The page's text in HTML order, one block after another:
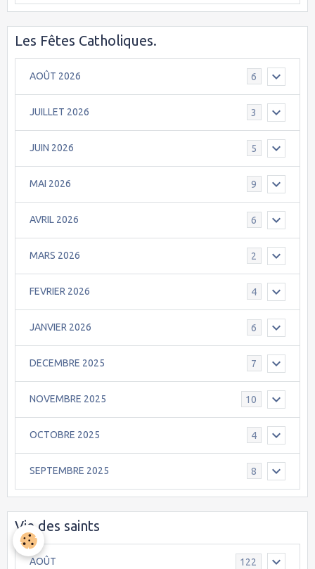
Les Fêtes Catholiques.
AOÛT 2026 6
JUILLET 2026 3
JUIN 2026 5
MAI 2026 9
AVRIL 2026 6
MARS 2026 2
FEVRIER 2026 4
JANVIER 2026 6
DECEMBRE 2025 7
NOVEMBRE 2025 10
OCTOBRE 2025 4
SEPTEMBRE 2025 8
Vie des saints
AOÛT 122